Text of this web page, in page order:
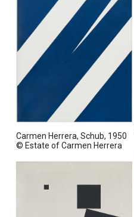
m
o
Carmen Herrera, Schub, 1950
© Estate of Carmen Herrera